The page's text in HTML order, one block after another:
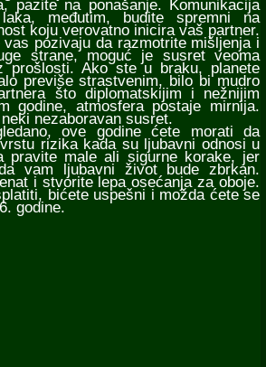
pazite na ponašanje. Komunikacija
međutim, budite spremni na
koju verovatno inicira vaš partner.
pozivaju da razmotrite mišljenja i
strane, moguć je susret veoma
prošlosti. Ako ste u braku, planete
previše strastvenim, bilo bi mudro
što diplomatskijim i nežnijim
godine, atmosfera postaje mirnija.
nezaboravan susret.
ove godine ćete morati da
rizika kada su ljubavni odnosi u
pravite male ali sigurne korake, jer
vam ljubavni život bude zbrkan.
i stvorite lepa osećanja za oboje.
bićete uspešni i možda ćete se
godine.